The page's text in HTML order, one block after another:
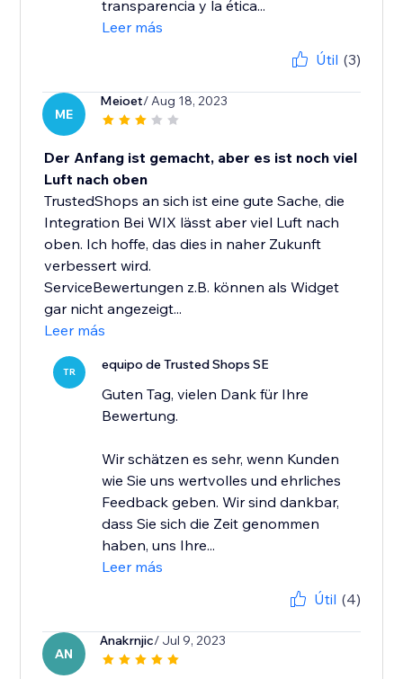
transparencia y la ética...
Leer más
Útil (3)
ME
Meioet/ Aug 18, 2023
Der Anfang ist gemacht, aber es ist noch viel
Luft nach oben
TrustedShops an sich ist eine gute Sache, die
Integration Bei WIX lässt aber viel Luft nach
oben. Ich hoffe, das dies in naher Zukunft
verbessert wird.
ServiceBewertungen z.B. können als Widget
gar nicht angezeigt...
Leer más
TR equipo de Trusted Shops SE
Guten Tag, vielen Dank für Ihre
Bewertung.
Wir schätzen es sehr, wenn Kunden
wie Sie uns wertvolles und ehrliches
Feedback geben. Wir sind dankbar,
dass Sie sich die Zeit genommen
haben, uns Ihre...
Leer más
Útil (4)
AN
Anakrnjic/ Jul 9, 2023